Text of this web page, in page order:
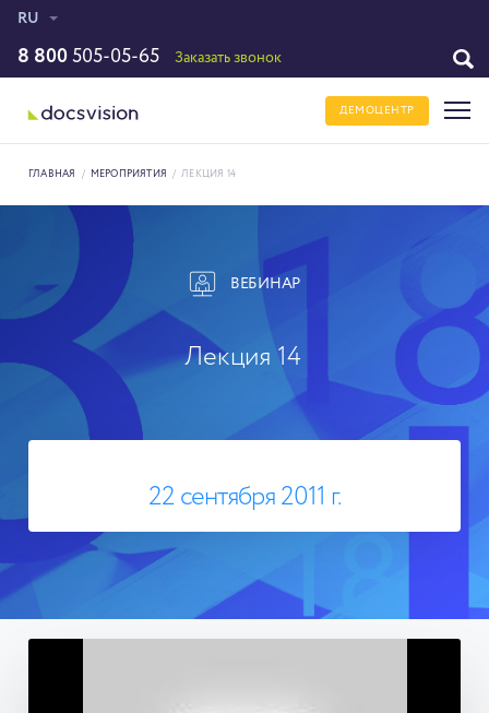
RU
8 800 505-05-65 Заказать звонок
ДЕМОЦЕНТР
ГЛАВНАЯ / МЕРОПРИЯТИЯ / ЛЕКЦИЯ 14
ВЕБИНАР
Лекция 14
22 сентября 2011 г.